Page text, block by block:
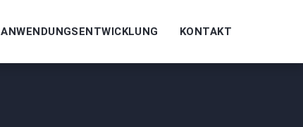
ANWENDUNGSENTWICKLUNG KONTAKT